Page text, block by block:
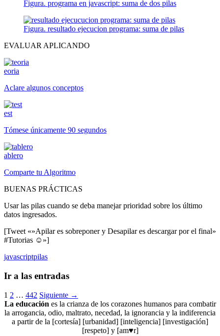
Figura. programa en javascript: suma de dos pilas
Figura. resultado ejecucion programa: suma de pilas
EVALUAR APLICANDO
eoria
Aclare algunos conceptos
est
Tómese únicamente 90 segundos
ablero
Comparte tu Algoritmo
BUENAS PRÁCTICAS
Usar las pilas cuando se deba manejar prioridad sobre los último
datos ingresados.
[Tweet «»Apilar es sobreponer y Desapilar es descargar por el final»
#Tutorias ☺»]
javascriptpilas
Ir a las entradas
1 2 … 442 Siguiente →
La educación es la crianza de los corazones humanos para combatir
la arrogancia, odio, maltrato, necedad, la ignorancia y la indiferencia
a partir de la [cortesía] [urbanidad] [inteligencia] [investigación]
[respeto] y [am♥r]